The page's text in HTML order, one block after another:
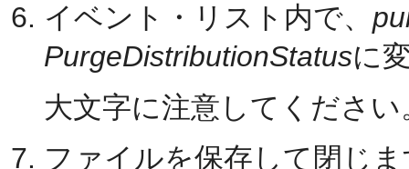
イベント・リスト内で、
PurgeDistributionStatusに
大文字に注意してください
ファイルを保存して閉じ